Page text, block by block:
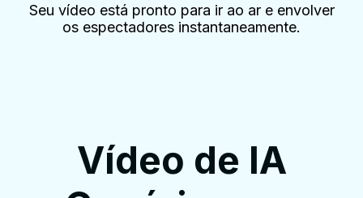
Seu vídeo está pronto para ir ao ar e envolver
os espectadores instantaneamente.
Vídeo de IA